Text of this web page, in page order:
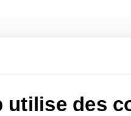
utilise des